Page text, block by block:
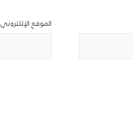
الموقع الإلكتروني